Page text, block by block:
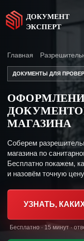
ДОКУМЕНТ
ЭКСПЕРТ
Главная
ДОКУМЕНТЫ ДЛЯ
МАГАЗИНА
Соберем
магазина по
Бесплатно покажем,
и назовём точную
УЗНАТЬ,
Бесплатно · 15 минут ·